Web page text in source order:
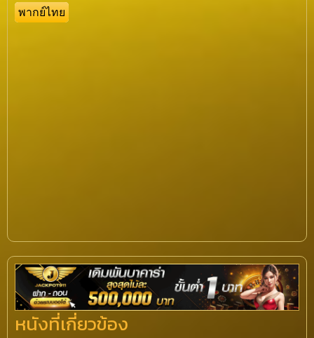
พากย์ไทย
หนังที่เกี่ยวข้อง